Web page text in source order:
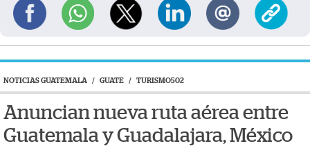
NOTICIAS GUATEMALA / GUATE / TURISMO502
Anuncian nueva ruta aérea entre
Guatemala y Guadalajara, México